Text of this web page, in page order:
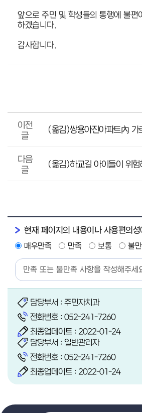
앞으로 주민 및 학생들의 통행에 불편
하겠습니다.
감사합니다.
이전
글
(옮김)쌍용아진아파트內 가
다음
글
(옮김)하교길 아이들이 위
현재 페이지의 내용이나 사용편의
매우만족 만족 보통 불
담당부서 : 주민자치과
전화번호 : 052-241-7260
최종업데이트 : 2022-01-24
담당부서 : 일반관리자
전화번호 : 052-241-7260
최종업데이트 : 2022-01-24